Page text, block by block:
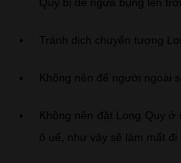
Tránh dịch chuyển tượng
Không nên để người ngoài
Không nên đặt Long Quy ở
ô uế, như vậy sẽ làm mất đi